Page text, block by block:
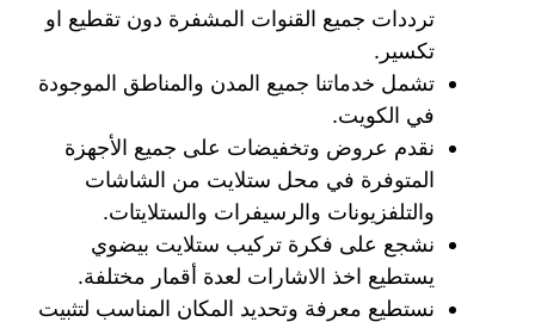
ترددات جميع القنوات المشفرة دون تقطيع او
تكسير.
تشمل خدماتنا جميع المدن والمناطق الموجودة
في الكويت.
نقدم عروض وتخفيضات على جميع الأجهزة
المتوفرة في محل ستلايت من الشاشات
والتلفزيونات والرسيفرات والستلايتات.
نشجع على فكرة تركيب ستلايت بيضوي
يستطيع اخذ الاشارات لعدة أقمار مختلفة.
نستطيع معرفة وتحديد المكان المناسب لتثبيت